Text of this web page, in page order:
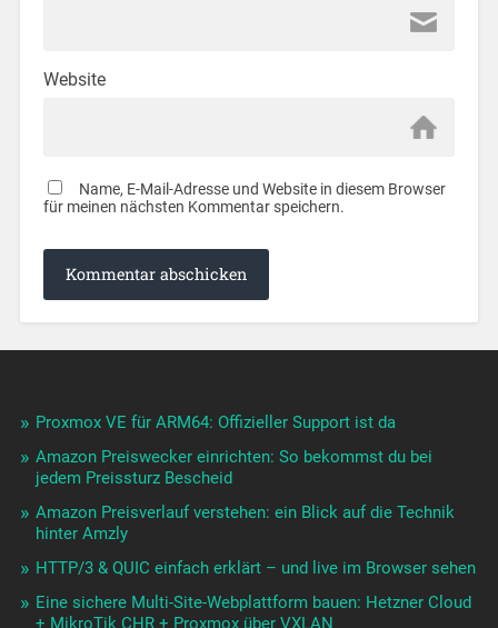
Website
Name, E-Mail-Adresse und Website in diesem Browser
für meinen nächsten Kommentar speichern.
Proxmox VE für ARM64: Offizieller Support ist da
Amazon Preiswecker einrichten: So bekommst du bei
jedem Preissturz Bescheid
Amazon Preisverlauf verstehen: ein Blick auf die Technik
hinter Amzly
HTTP/3 & QUIC einfach erklärt – und live im Browser sehen
Eine sichere Multi-Site-Webplattform bauen: Hetzner Cloud
+ MikroTik CHR + Proxmox über VXLAN